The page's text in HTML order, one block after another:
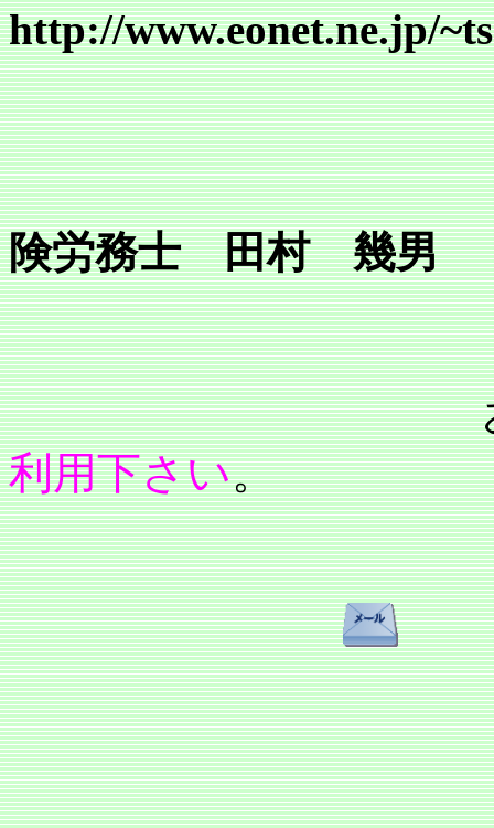
http://www.eonet.ne.jp/
所長 特
険労務士 田村 幾男
利用下さい。